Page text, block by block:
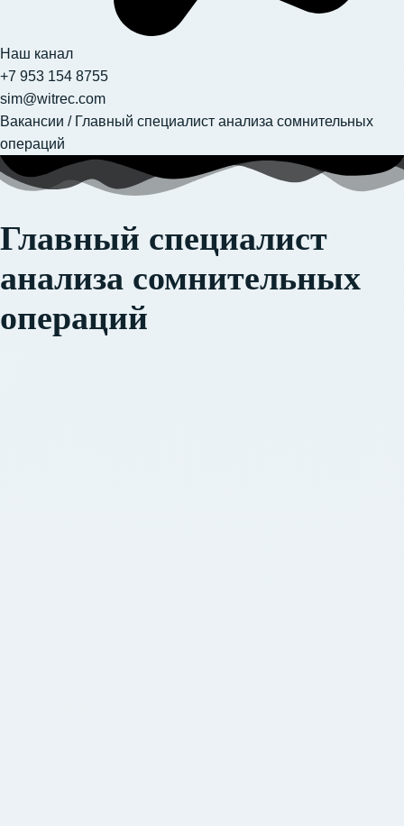
Наш канал
+7 953 154 8755
sim@witrec.com
Вакансии / Главный специалист анализа сомнительных
операций
Главный специалист
анализа сомнительных
операций